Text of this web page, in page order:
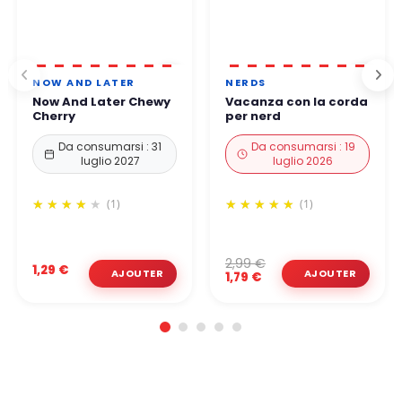
NOW AND LATER
Now And Later Chewy
Cherry
Da consumarsi : 31
luglio 2027
(1)
1,29 €
NERDS
Vacanza con la corda
per nerd
Da consumarsi : 19
luglio 2026
(1)
1,79 €
2,99 €